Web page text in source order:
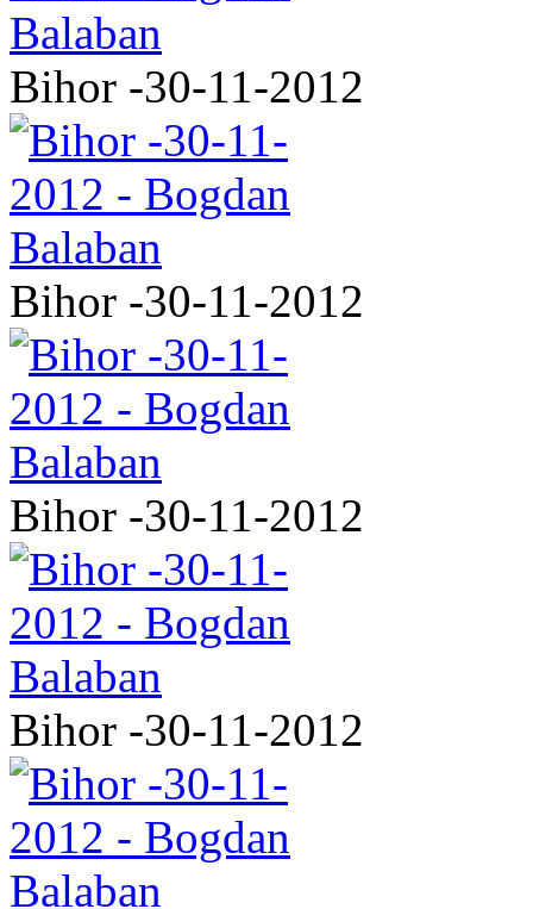
Bihor -30-11-2012
Bihor -30-11-2012
Bihor -30-11-2012
Bihor -30-11-2012